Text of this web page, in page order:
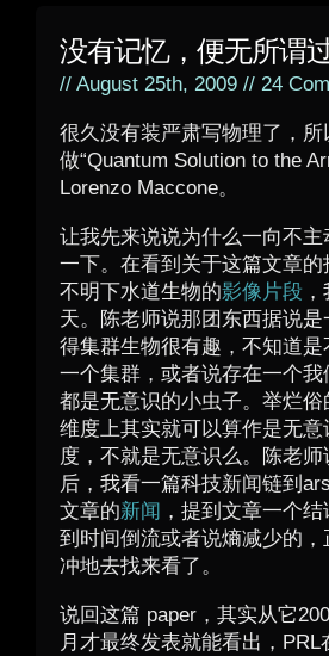
没有记忆，便无所谓
// August 25th, 2009 // 24
很久没有装严肃写物理了，
做“Quantum Solution to the
Lorenzo Maccone。
让我先来说说为什么一向不
一下。在看到关于这篇文章
不明下水道生物的影像片段，
天。陈老师说那团东西据说
得集群生物很有趣，不知道
一个集群，或者说存在一个
都是无意识的小虫子。举烂
维度上其实就可以算作是无
度，不就是无意识么。陈老
后，我看一篇科技新闻链到
文章的新闻 ，提到文章一个
到时间倒流或者说熵减少的
冲地去找来看了。
说回这篇 paper，其实从它
月才最终发表就能看出，